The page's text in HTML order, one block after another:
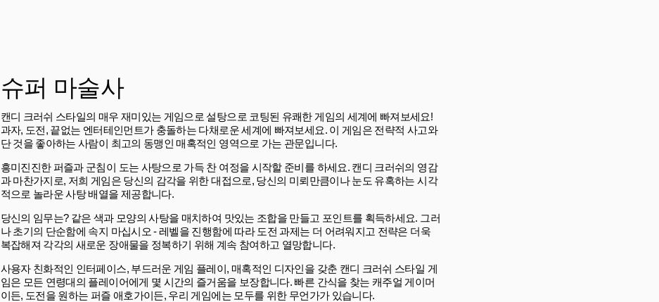
슈퍼 마술사
캔디 크러쉬 스타일의 매우 재미있는 게임으로 설탕으로 코팅된 유쾌한 게임의 세계에 빠져보세요!
과자, 도전, 끝없는 엔터테인먼트가 충돌하는 다채로운 세계에 빠져보세요. 이 게임은 전략적 사고와
단 것을 좋아하는 사람이 최고의 동맹인 매혹적인 영역으로 가는 관문입니다.
흥미진진한 퍼즐과 군침이 도는 사탕으로 가득 찬 여정을 시작할 준비를 하세요. 캔디 크러쉬의 영감
과 마찬가지로, 저희 게임은 당신의 감각을 위한 대접으로, 당신의 미뢰만큼이나 눈도 유혹하는 시각
적으로 놀라운 사탕 배열을 제공합니다.
당신의 임무는? 같은 색과 모양의 사탕을 매치하여 맛있는 조합을 만들고 포인트를 획득하세요. 그러
나 초기의 단순함에 속지 마십시오 - 레벨을 진행함에 따라 도전 과제는 더 어려워지고 전략은 더욱
복잡해져 각각의 새로운 장애물을 정복하기 위해 계속 참여하고 열망합니다.
사용자 친화적인 인터페이스, 부드러운 게임 플레이, 매혹적인 디자인을 갖춘 캔디 크러쉬 스타일 게
임은 모든 연령대의 플레이어에게 몇 시간의 즐거움을 보장합니다. 빠른 간식을 찾는 캐주얼 게이머
이든, 도전을 원하는 퍼즐 애호가이든, 우리 게임에는 모두를 위한 무언가가 있습니다.